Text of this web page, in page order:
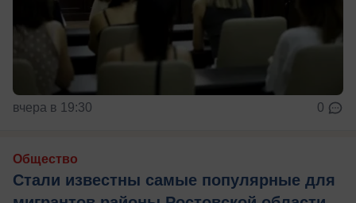
вчера в 19:30 0
Общество
Стали известны самые популярные для